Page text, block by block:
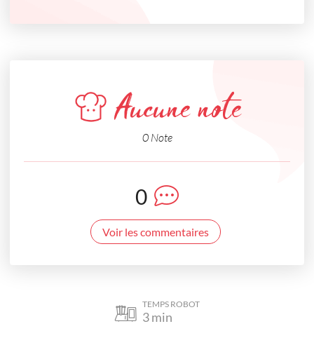
Aucune note
0 Note
0
Voir les commentaires
TEMPS ROBOT
3min